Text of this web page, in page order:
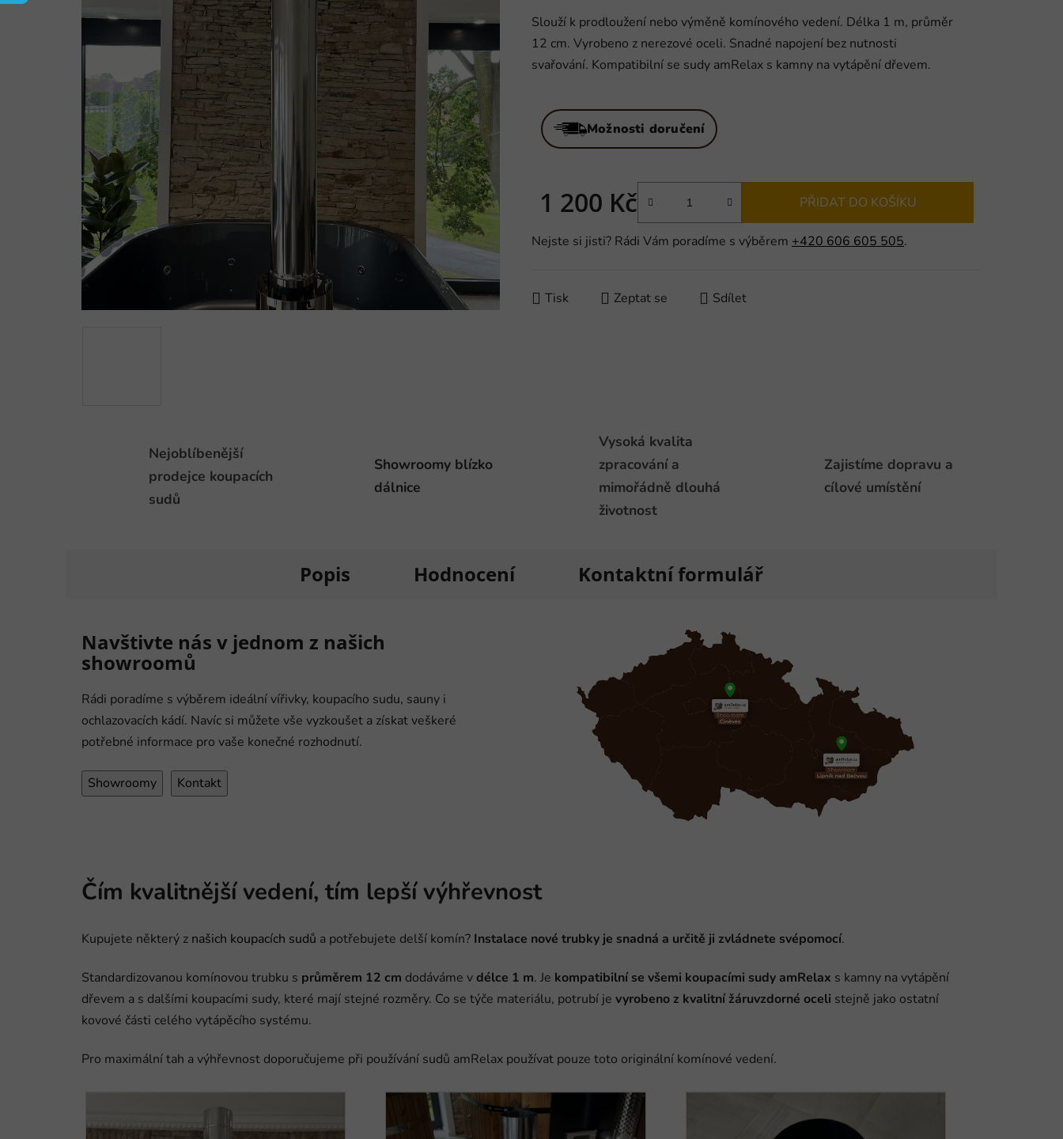
produktu
je
0,0
hvězdiček.
Slouží k prodloužení nebo výměně komínového vedení. Délka 1 m, průměr
12 cm. Vyrobeno z nerezové oceli. Snadné napojení bez nutnosti
svařování. Kompatibilní se sudy amRelax s kamny na vytápění dřevem.
Možnosti doručení
1 200 Kč PŘIDAT DO KOŠÍKU
Nejste si jisti? Rádi Vám poradíme s výběrem +420 606 605 505.
Tisk Zeptat se Sdílet
Nejoblíbenější
prodejce koupacích
sudů
Showroomy blízko
dálnice
Vysoká kvalita
zpracování a
mimořádně dlouhá
životnost
Zajistíme dopravu a
cílové umístění
Popis Hodnocení Kontaktní formulář
Navštivte nás v jednom z našich
showroomů
Rádi poradíme s výběrem ideální vířivky, koupacího sudu, sauny i
ochlazovacích kádí. Navíc si můžete vše vyzkoušet a získat veškeré
potřebné informace pro vaše konečné rozhodnutí.
Showroomy Kontakt
Čím kvalitnější vedení, tím lepší výhřevnost
Kupujete některý z našich koupacích sudů a potřebujete delší komín? Instalace nové trubky je snadná a určitě ji zvládnete svépomocí.
Standardizovanou komínovou trubku s průměrem 12 cm dodáváme vdélce 1 m. Je kompatibilní se všemi koupacími sudy amRelax s kamny na vytápění
dřevem a s dalšími koupacími sudy, které mají stejné rozměry. Co se týče materiálu, potrubí je vyrobeno z kvalitní žáruvzdorné oceli stejně jako ostatní
kovové části celého vytápěcího systému.
Pro maximální tah a výhřevnost doporučujeme při používání sudů amRelax používat pouze toto originální komínové vedení.